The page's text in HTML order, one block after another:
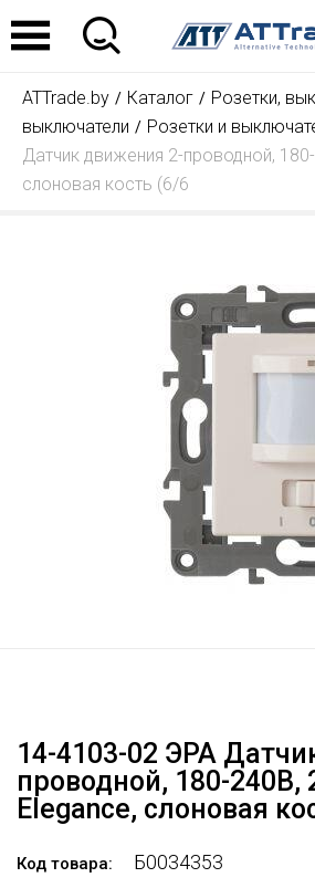
ATTrade.by Каталог
Розетки,
выключатели
Розетки и
Датчик движения 2-проводной,
слоновая кость (6/6
14-4103-02 ЭРА
проводной, 180-240В,
Elegance, слоновая
Код товара: Б0034353